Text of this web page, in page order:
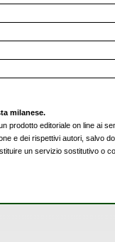
milanese.
prodotto editoriale on line ai
e dei rispettivi autori, salvo
un servizio sostitutivo o